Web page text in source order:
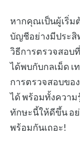
หากคุณเป็นผู้เริ่ม
บัญชีอย่างมีประสิ
วิธีการตรวจสอ
ได้พบกับกลเม็ด
การตรวจสอบขอ
ได้ พร้อมทั้งควา
ทักษะนี้ให้ดีขึ้น อย่
พร้อมกันเถอะ!